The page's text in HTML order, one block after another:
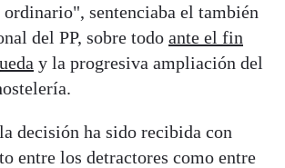
sentenciaba el también
del PP, sobre todo ante el fin
y la progresiva ampliación del
decisión ha sido recibida con
entre los detractores como entre